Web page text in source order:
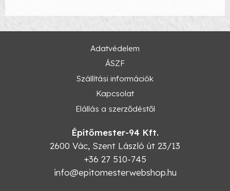
Adatvédelem
ÁSZF
Szállítási információk
Kapcsolat
Elállás a szerződéstől
Építőmester-94 Kft.
2600 Vác, Szent László út 23/13
+36 27 510-745
info@epitomesterwebshop.hu